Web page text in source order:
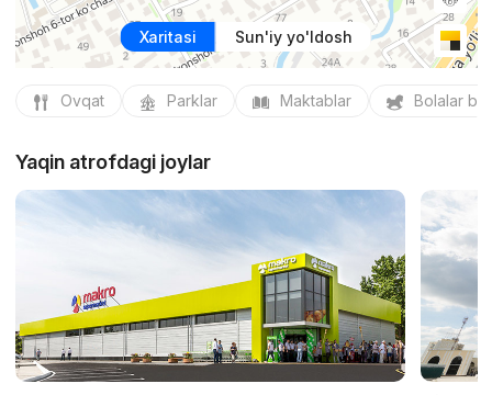
Xaritasi Sun'iy yo'ldosh
Ovqat Parklar Maktablar Bolalar
Yaqin atrofdagi joylar